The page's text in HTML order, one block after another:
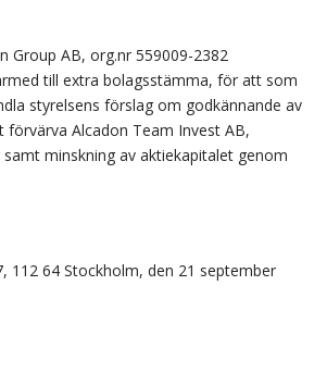
Group AB, org.nr 559009-2382
till extra bolagsstämma, för att som
styrelsens förslag om godkännande av
förvärva Alcadon Team Invest AB,
minskning av aktiekapitalet genom
112 64 Stockholm, den 21 september